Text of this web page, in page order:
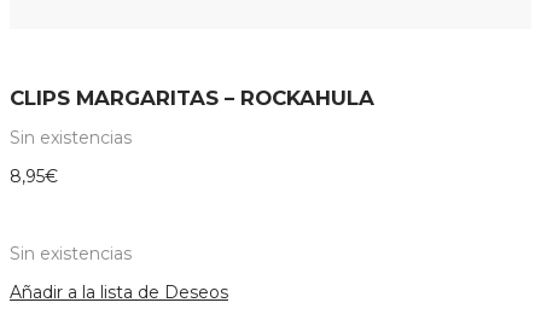
CLIPS MARGARITAS – ROCKAHULA
Sin existencias
8,95€
Sin existencias
Añadir a la lista de Deseos